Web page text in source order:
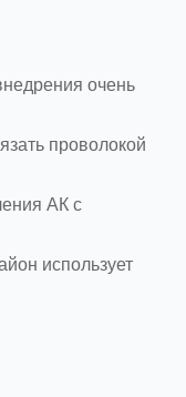
очень
проволокой
АК с
использует